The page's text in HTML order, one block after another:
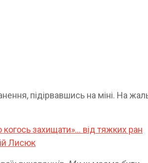
підірвавшись на міні. На
захищати»… від тяжких ран
Лисюк